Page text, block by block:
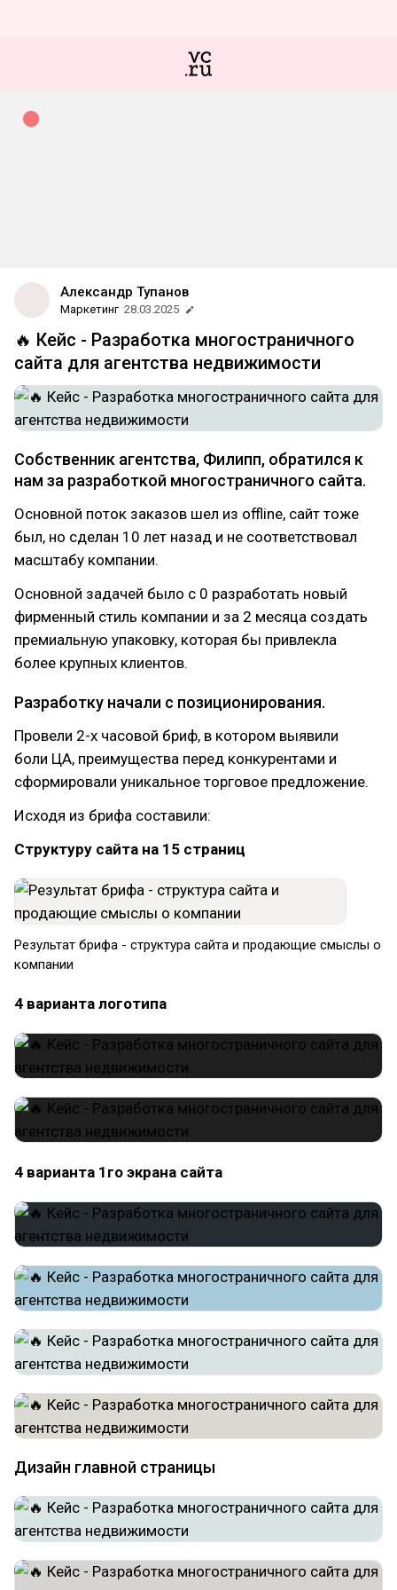
Александр Тупанов
Маркетинг 28.03.2025
🔥 Кейс - Разработка многостраничного
сайта для агентства недвижимости
Cобственник агентства, Филипп, обратился к
нам за разработкой многостраничного сайта.
Основной поток заказов шел из offline, сайт тоже
был, но сделан 10 лет назад и не соответствовал
масштабу компании.
Основной задачей было с 0 разработать новый
фирменный стиль компании и за 2 месяца создать
премиальную упаковку, которая бы привлекла
более крупных клиентов.
Разработку начали с позиционирования.
Провели 2-х часовой бриф, в котором выявили
боли ЦА, преимущества перед конкурентами и
сформировали уникальное торговое предложение.
Исходя из брифа составили:
Cтруктуру сайта на 15 страниц
Результат брифа - структура сайта и продающие смыслы о
компании
4 варианта логотипа
4 варианта 1го экрана сайта
Дизайн главной страницы